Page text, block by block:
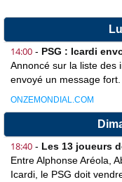
14:00 - PSG : Icardi
Annoncé sur la liste des
envoyé un message fort.
ONZEMONDIAL.COM
18:40 - Les 13 joueurs
Entre Alphonse Aréola,
Icardi, le PSG doit